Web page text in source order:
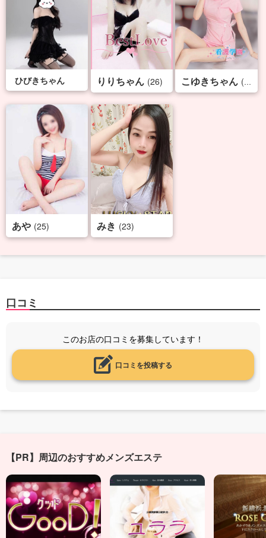
ひびきちゃん りりちゃん (26) こゆきちゃん (29)
あや (25) みき (23)
口コミ
このお店の口コミを募集しています！
口コミを投稿する
【PR】周辺のおすすめメンズエステ